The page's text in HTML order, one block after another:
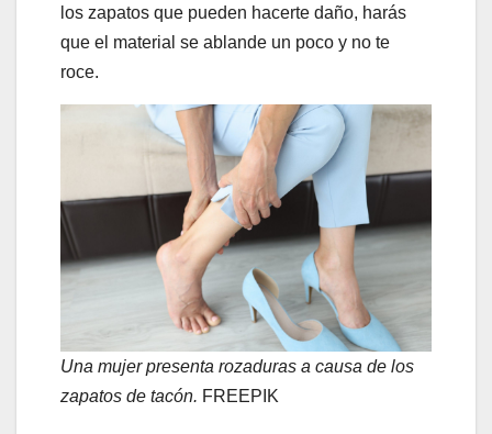
los zapatos que pueden hacerte daño, harás
que el material se ablande un poco y no te
roce.
Una mujer presenta rozaduras a causa de los
zapatos de tacón. FREEPIK